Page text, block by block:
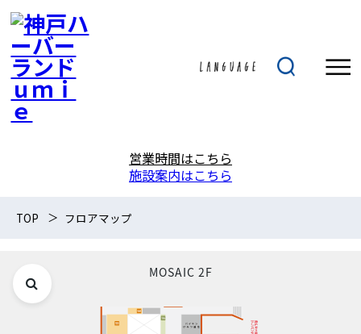
営業時間はこちら
施設案内はこちら
TOP フロアマップ